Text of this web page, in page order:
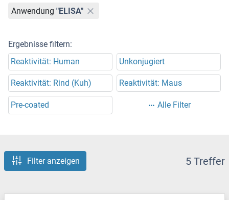
Anwendung "ELISA"
Ergebnisse filtern:
Reaktivität: Human
Unkonjugiert
Reaktivität: Rind (Kuh) Reaktivität: Maus
Pre-coated Alle Filter
Filter anzeigen 5 Treffer